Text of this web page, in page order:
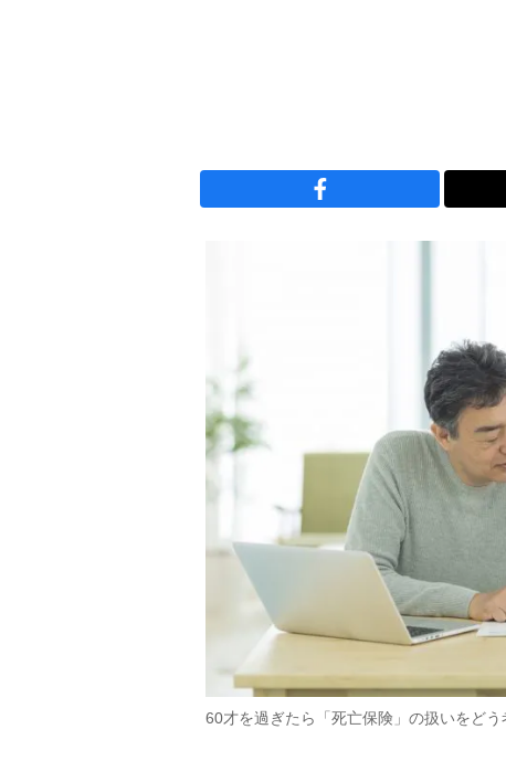
60才を過ぎたら「死亡保険」の扱いをどう